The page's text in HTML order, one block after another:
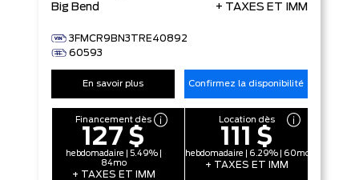
Big Bend
3FMCR9BN3TRE40892
60593
+ TAXES ET IMM
En savoir plus Confirmez la disponibilité
Financement dès
127 $
hebdomadaire | 5.49% |
84mo
+ TAXES ET IMM
Location dès
111 $
hebdomadaire | 6.29% | 60mo
+ TAXES ET IMM